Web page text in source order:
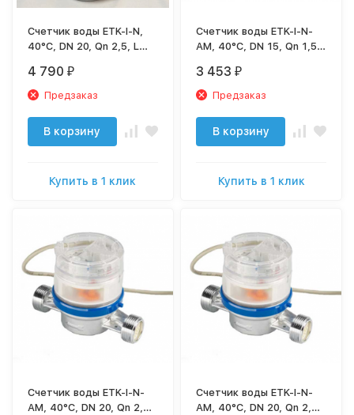
Счетчик воды ETK-I-N,
40°C, DN 20, Qn 2,5, L
роликов, с имп.
(1L/Imp.), без присоед. –
4 790 ₽
Предзаказ
В корзину
Купить в 1 клик
Счетчик воды ETK-I-N-
AM, 40°C, DN 15, Qn 1,5,
(10L/Imp.), без присоед.
3 453 ₽
Предзаказ
В корзину
Купить в 1 клик
Счетчик воды ETK-I-N-
AM, 40°C, DN 20, Qn 2,5,
Счетчик воды ETK-I-N-
AM, 40°C, DN 20, Qn 2,5,